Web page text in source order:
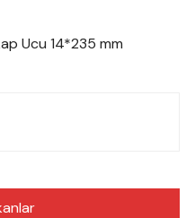
Ucu 14*235 mm